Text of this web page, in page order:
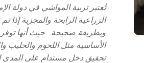
تُعتبر تربية المواشي في دولة
الزراعية الرابحة والمجزية إذا
وبطريقة صحيحة. حيث أنها توفر
الأساسية مثل اللحوم والحليب
تحقيق دخل مستدام على المدى